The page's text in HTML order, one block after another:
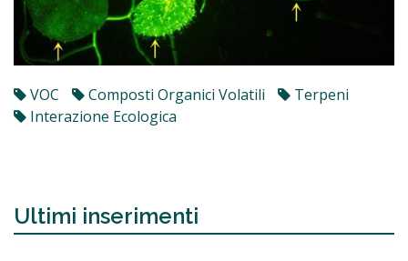
VOC Composti Organici Volatili
Terpeni
Interazione Ecologica
Ultimi inserimenti